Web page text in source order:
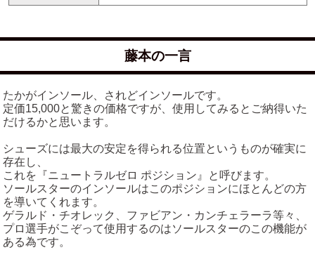
藤本の一言
たかがインソール、されどインソールです。
定価15,000と驚きの価格ですが、使用してみるとご納得いた
だけるかと思います。
シューズには最大の安定を得られる位置というものが確実に
存在し、
これを『ニュートラルゼロ ポジション』と呼びます。
ソールスターのインソールはこのポジションにほとんどの方
を導いてくれます。
ゲラルド・チオレック、ファビアン・カンチェラーラ等々、
プロ選手がこぞって使用するのはソールスターのこの機能が
ある為です。